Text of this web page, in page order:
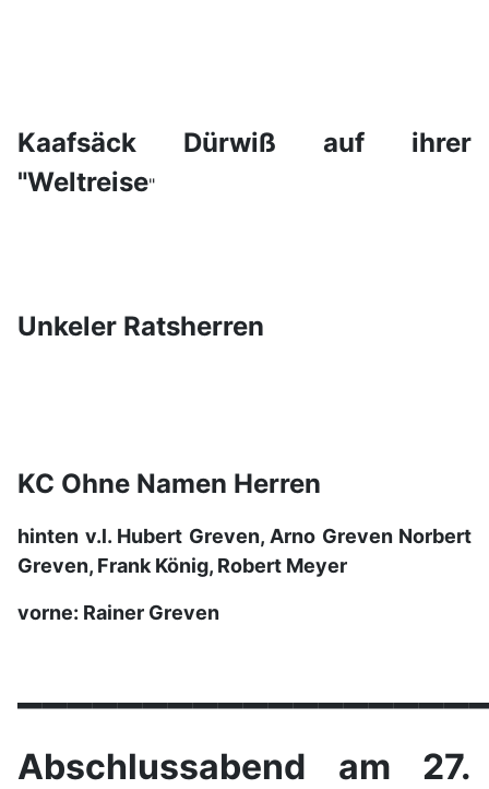
Kaafsäck Dürwiß auf ihrer
"Weltreise"
Unkeler Ratsherren
KC Ohne Namen Herren
hinten v.l. Hubert Greven, Arno Greven Norbert
Greven, Frank König, Robert Meyer
vorne: Rainer Greven
Abschlussabend am 27.